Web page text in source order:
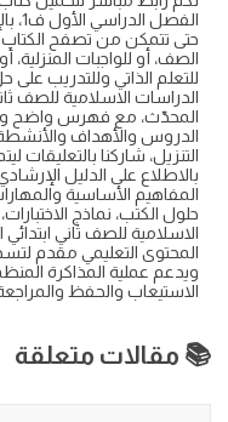
حتى تتمكن من تصفح الكتاب
الصف، أو للواجبات المنزلية،
للتعلم الذاتي وللتدريب
الدراسات الاسلامية للصف
المحدّث، مع فهرس واضح
الدروس والأهداف
التنزيل، شاركنا بالتعليقات
بالاطلاع على الدليل
المفاهيم الأساسية
حلول الكتب، نماذج
المحتوى التعليمي مقدم
ويدعم عملية المذاكرة
الاستيعاب والحفظ
📚 مقالات متعلقة